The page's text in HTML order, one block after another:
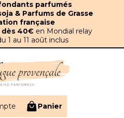
parfumés
& Parfums de Grasse
française
40€ en Mondial relay
1 au 11 août inclus
Panier